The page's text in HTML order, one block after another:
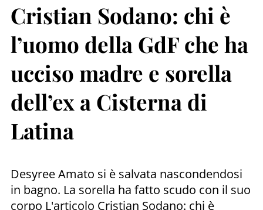
Cristian Sodano: chi è
l’uomo della GdF che ha
ucciso madre e sorella
dell’ex a Cisterna di
Latina
Desyree Amato si è salvata nascondendosi
in bagno. La sorella ha fatto scudo con il suo
corpo L'articolo Cristian Sodano: chi è